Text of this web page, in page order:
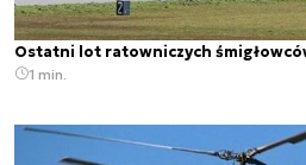
Ostatni lot ratowniczych
1 min.